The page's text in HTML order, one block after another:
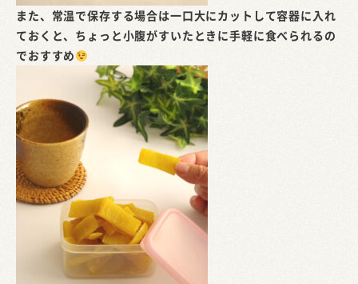
また、常温で保存する場合は一口大にカットして容器に入れ
ておくと、ちょっと小腹がすいたときに手軽に食べられるの
でおすすめ